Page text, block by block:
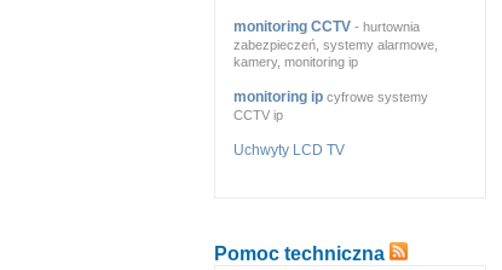
monitoring CCTV - hurtownia
zabezpieczeń, systemy alarmowe,
kamery, monitoring ip
monitoring ip cyfrowe systemy
CCTV ip
Uchwyty LCD TV
Pomoc techniczna